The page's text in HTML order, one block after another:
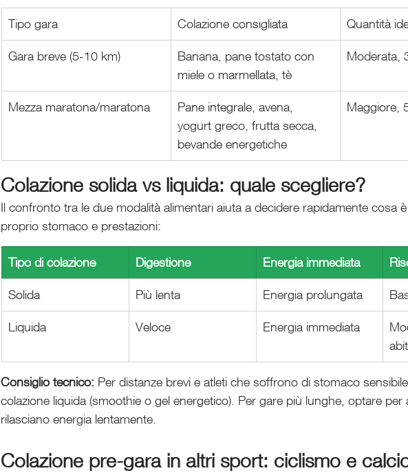
Tipo gara Colazione consigliata Quantità
Gara breve (5-10 km)
Banana, pane tostato con
miele o marmellata, tè
Moderata,
Mezza maratona/maratona
Pane integrale, avena,
yogurt greco, frutta secca,
bevande energetiche
Maggiore,
Colazione solida vs liquida: quale scegliere?
Il confronto tra le due modalità alimentari aiuta a decidere rapidamente cosa
proprio stomaco e prestazioni:
Tipo di colazione Digestione Energia immediata
Solida Più lenta Energia prolungata
Liquida Veloce Energia immediata
Consiglio tecnico: Per distanze brevi e atleti che soffrono di stomaco
colazione liquida (smoothie o gel energetico). Per gare più lunghe, optare per
rilasciano energia lentamente.
Colazione pre-gara in altri sport: ciclismo e